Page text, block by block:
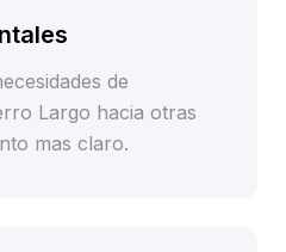
de
Largo hacia otras
mas claro.